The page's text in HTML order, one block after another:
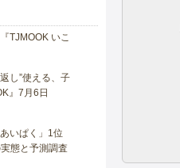
TJMOOK いこ
し”使える、子
』7月6日
いぱく」1位
態と予測調査